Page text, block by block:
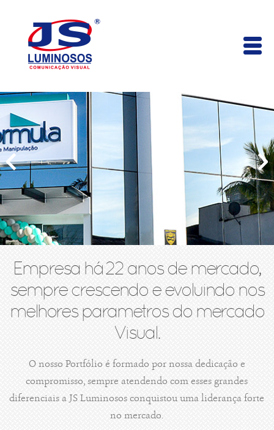
Empresa há 22 anos de mercado,
sempre crescendo e evoluindo nos
melhores parametros do mercado
Visual.
O nosso Portfólio é formado por nossa dedicação e
compromisso, sempre atendendo com esses grandes
diferenciais a JS Luminosos conquistou uma liderança forte
no mercado.